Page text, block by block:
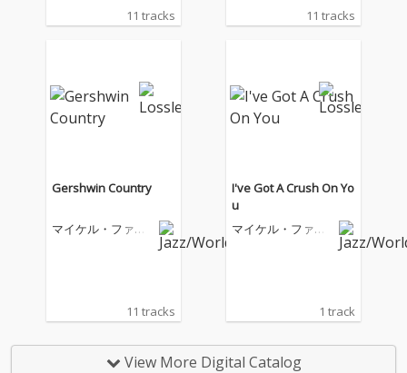
11 tracks 11 tracks
Gershwin Country
マイケル・ファイ
11 tracks
I've Got A Crush On Yo
u
マイケル・ファイ
1 track
View More Digital Catalog